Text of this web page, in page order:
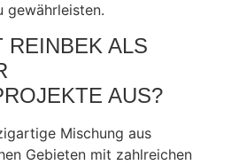
gewährleisten.
REINBEK ALS
AUS?
Mischung aus
Gebieten mit zahlreichen